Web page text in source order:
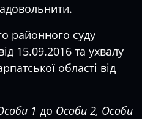
районного суду
15.09.2016 та ухвалу
області від
1 до Особи 2, Особи